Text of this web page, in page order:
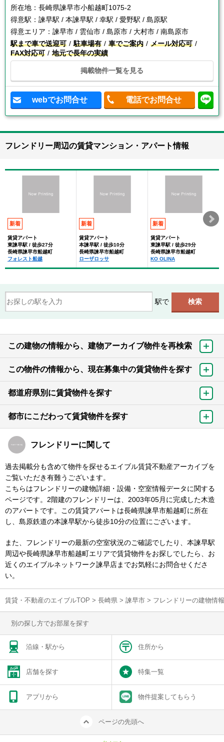
所在地： 長崎県諫早市小船越町1075-2
得意駅： 諫早駅 / 本諫早駅 / 幸駅 / 愛野駅 / 島原駅
得意エリア： 諫早市 / 雲仙市 / 島原市 / 大村市 / 南島原市
駅まで車で送迎可
駐車場有 車でご案内
メール対応可
FAX対応可
地元で長年の実績
掲載物件一覧を見る
webでお問合せ 電話でお問合せ
フレンドリー周辺の賃貸マンション・アパート情報
新着
賃貸アパート
東諫早駅 / 徒歩27分
長崎県諫早市船越町
フォレスト船越
新着
賃貸アパート
本諫早駅 / 徒歩10分
長崎県諫早市船越町
ローザロッサ
新着
賃貸アパート
東諫早駅 / 徒歩29分
長崎県諫早市船越町
KO OLINA
駅で
この建物の情報から、建物アーカイブ物件を再検索
この物件の情報から、現在募集中の賃貸物件を探す
都道府県別に賃貸物件を探す
都市にこだわって賃貸物件を探す
フレンドリーに関して
過去掲載分も含めて物件を探せるエイブル賃貸不動産アーカイブを
ご覧いただき有難うございます。
こちらはフレンドリーの建物詳細・設備・空室情報データに関する
ページです。2階建のフレンドリーは、2003年05月に完成した木造
のアパートです。この賃貸アパートは長崎県諫早市船越町に所在
し、島原鉄道の本諫早駅から徒歩10分の位置にございます。
また、フレンドリーの最新の空室状況のご確認でしたり、本諫早駅
周辺や長崎県諫早市船越町エリアで賃貸物件をお探しでしたら、お
近くのエイブルネットワーク諫早店までお気軽にお問合せくださ
い。
賃貸・不動産のエイブルTOP > 長崎県 > 諫早市 > フレンドリーの建物情
別の探し方でお部屋を探す
沿線・駅から 住所から
店舗を探す 特集一覧
アプリから 物件提案してもらう
ページの先頭へ